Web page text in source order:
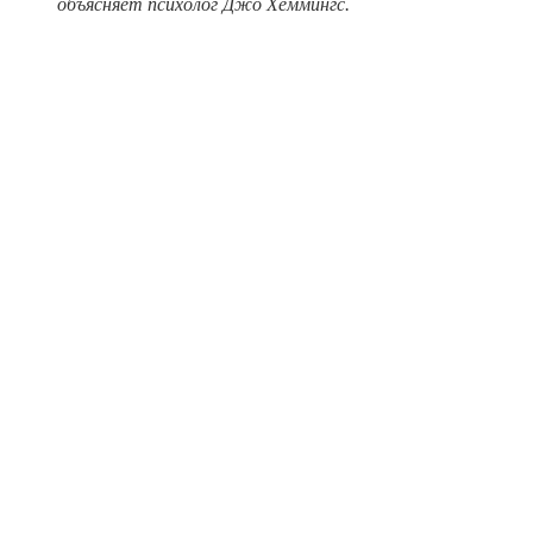
объясняет психолог Джо Хеммингс.